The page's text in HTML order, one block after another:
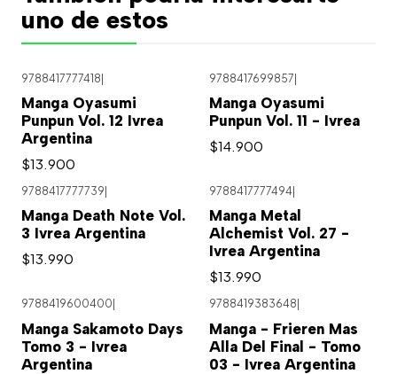
uno de estos
9788417777418|
Manga Oyasumi
Punpun Vol. 12 Ivrea
Argentina
$13.900
9788417699857|
Manga Oyasumi
Punpun Vol. 11 - Ivrea
$14.900
9788417777739
Manga Death Note Vol.
3 Ivrea Argentina
$13.990
9788417777494
Manga Metal
Alchemist Vol. 27 -
Ivrea Argentina
$13.990
9788419600400
Manga Sakamoto Days
Tomo 3 - Ivrea
Argentina
9788419383648
Manga - Frieren Mas
Alla Del Final - Tomo
03 - Ivrea Argentina